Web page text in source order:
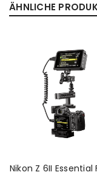
ÄHNLICHE
Nikon Z 6II Essential